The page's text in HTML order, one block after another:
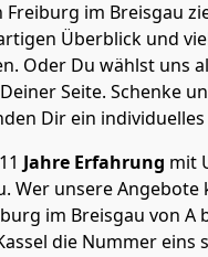
Freiburg im Breisgau
Überblick und
Oder Du wählst uns
Seite. Schenke
Dir ein
Jahre Erfahrung mit
Wer unsere
im Breisgau von
die Nummer eins